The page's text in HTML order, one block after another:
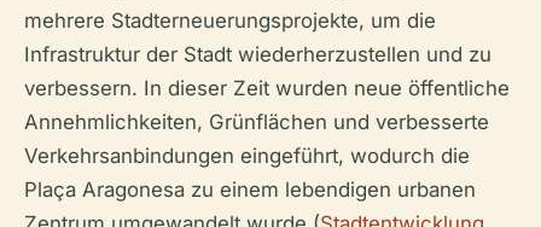
mehrere Stadterneuerungsprojekte, um die
Infrastruktur der Stadt wiederherzustellen und zu
verbessern. In dieser Zeit wurden neue öffentliche
Annehmlichkeiten, Grünflächen und verbesserte
Verkehrsanbindungen eingeführt, wodurch die
Plaça Aragonesa zu einem lebendigen urbanen